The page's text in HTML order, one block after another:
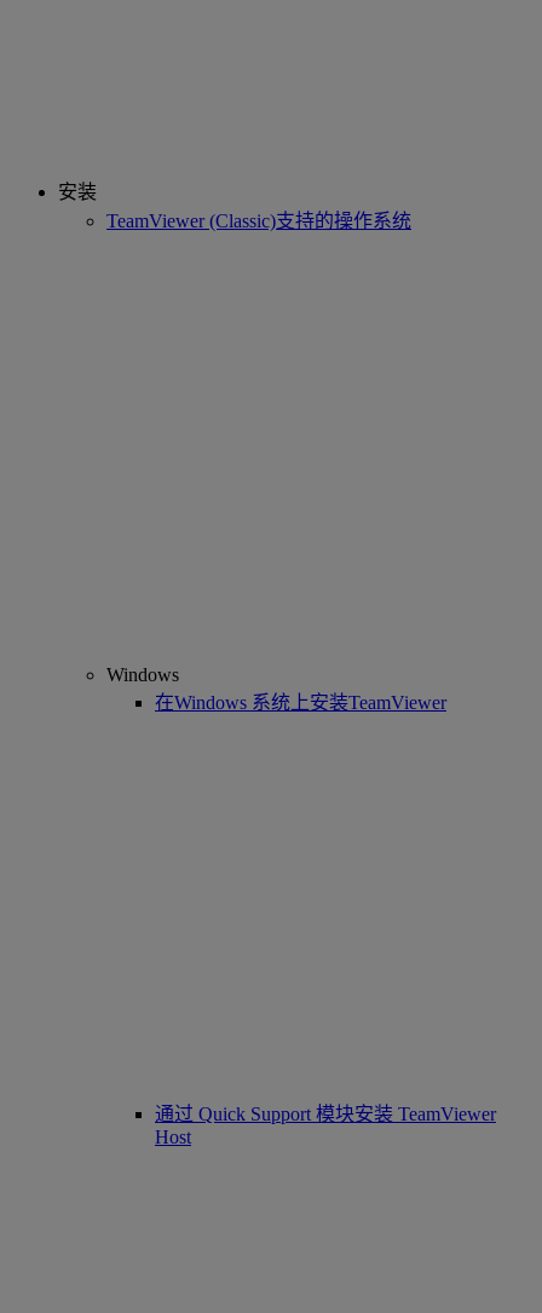
安装
TeamViewer (Classic)支持的操作系统
Windows
在Windows 系统上安装TeamViewer
通过 Quick Support 模块安装 TeamViewer
Host